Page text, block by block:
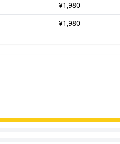
¥1,980
¥1,980